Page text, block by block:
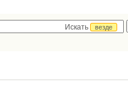
Искать
везде